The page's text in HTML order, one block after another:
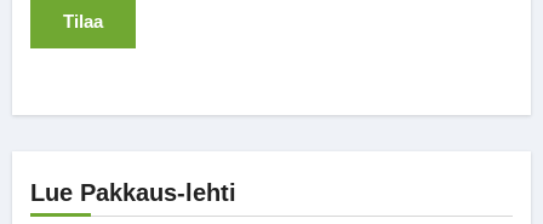
Lue Pakkaus-lehti